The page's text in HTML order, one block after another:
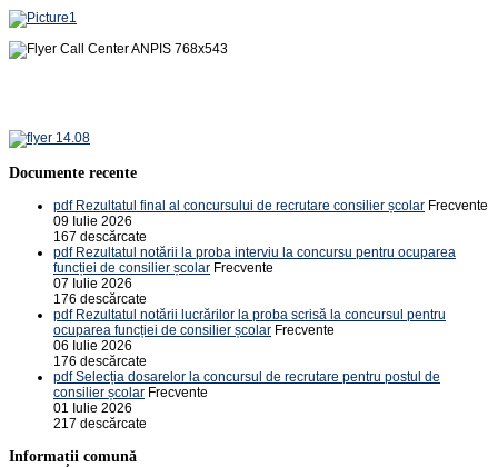
Documente recente
pdf Rezultatul final al concursului de recrutare consilier școlar Frecvente
09 Iulie 2026
167 descărcate
pdf Rezultatul notării la proba interviu la concursu pentru ocuparea
funcției de consilier școlar Frecvente
07 Iulie 2026
176 descărcate
pdf Rezultatul notării lucrărilor la proba scrisă la concursul pentru
ocuparea funcției de consilier școlar Frecvente
06 Iulie 2026
176 descărcate
pdf Selecția dosarelor la concursul de recrutare pentru postul de
consilier școlar Frecvente
01 Iulie 2026
217 descărcate
Informații comună